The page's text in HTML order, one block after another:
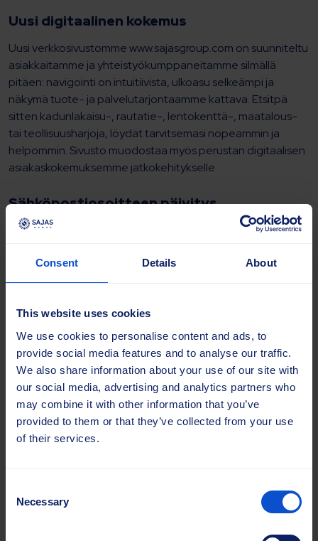
Consent Details About
This website uses cookies
We use cookies to personalise content and ads, to
provide social media features and to analyse our traffic.
We also share information about your use of our site with
our social media, advertising and analytics partners who
may combine it with other information that you’ve
provided to them or that they’ve collected from your use
of their services.
Selection
Necessary
Uusi digitaalinen kokemus
Uusi verkkosivustomme www.sajasgroup.com on suunniteltu
asiakkaitamme ja yhteistyökumppaneitamme silmällä
pitäen: navigointi on intuitiivista, ulkoasu selkeämpi ja
näkymä tuote- ja palvelutarjontaamme kattava. Etsitpä
sitten kadunlakaisu-, rautatie-, lentokenttä-, maatalous-
tai teollisuusharjoja, löydät tarvitsemasi nopeammin ja
helpommin. Sivusto muodostaa myös perustan digitaalisen
asiakaskokemuksemme jatkokehitykselle.
Sähköpostiosoitteen päivitys
Osana tätä kokonaisvaltaista päivitystä olemme myös
työntekijöiden sähköpostiosoite on nyt muotoa
etunimi.sukunimi@sajasgroup.com
Vastaavasti yleiset sähköpostiosoitteemme ovat muotoa:
sales@sajasgroup.com
info@sajasgroup.com
invoice@sajasgroup.com
Vanhat sähköpostiosoitteet toimivat siirtymävaiheen
aikana. Pyydämme kuitenkin jatkossa päivittämään
tietoihinne uudet osoitteet sujuvan ja tehokkaan